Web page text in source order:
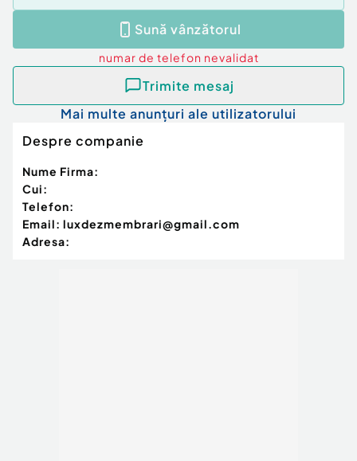
Sună vânzătorul
numar de telefon nevalidat
Trimite mesaj
Mai multe anunțuri ale utilizatorului
Despre companie
Nume Firma:
Cui:
Telefon:
Email: luxdezmembrari@gmail.com
Adresa: